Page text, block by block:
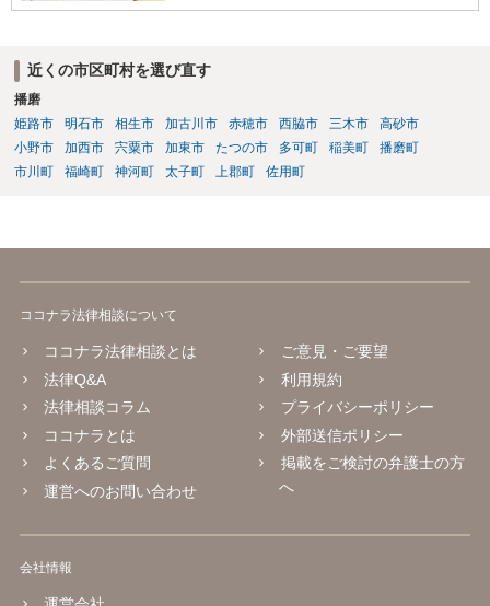
近くの市区町村を選び直す
播磨
姫路市
明石市 相生市 加古川市 赤穂市 西脇市 三木市
高砂市
小野市
加西市 宍粟市 加東市 たつの市 多可町 稲美町
播磨町
市川町
福崎町 神河町 太子町 上郡町 佐用町
ココナラ法律相談について
ココナラ法律相談とは
法律Q&A
法律相談コラム
ココナラとは
よくあるご質問
運営へのお問い合わせ
ご意見・ご要望
利用規約
プライバシーポリシー
外部送信ポリシー
掲載をご検討の弁護士の方
へ
会社情報